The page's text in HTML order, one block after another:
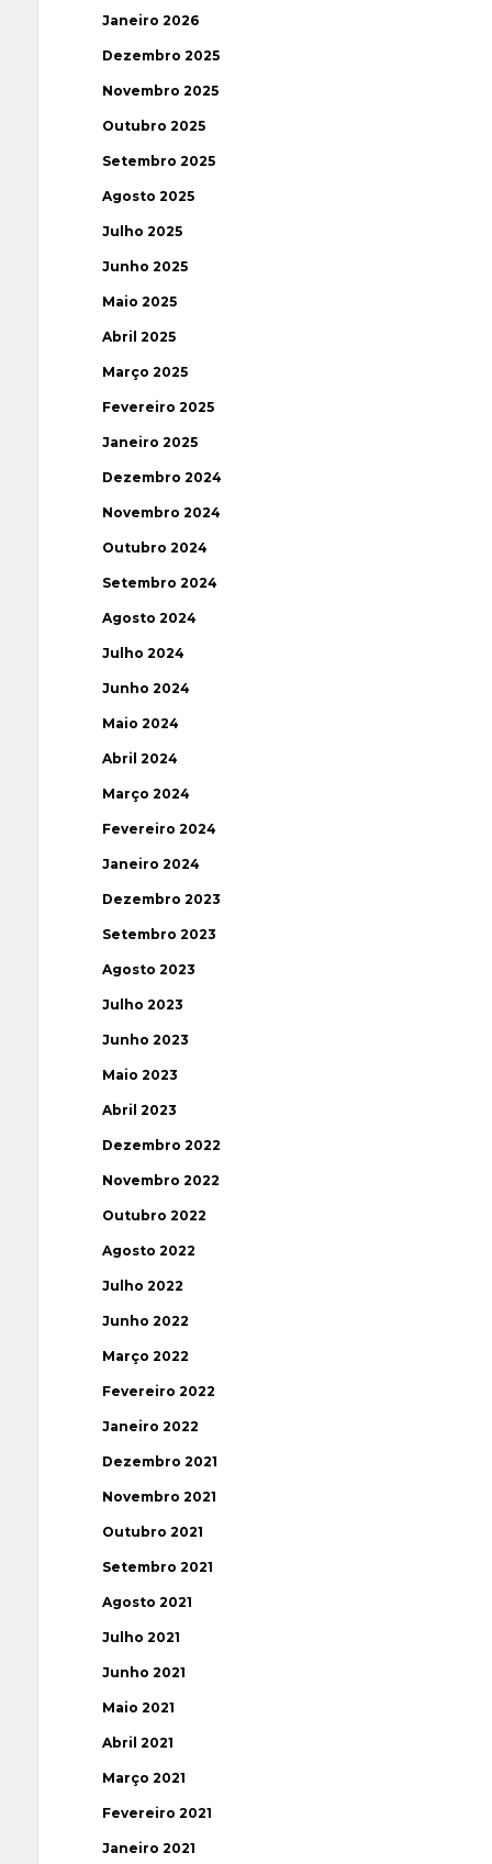
Janeiro 2026
Dezembro 2025
Novembro 2025
Outubro 2025
Setembro 2025
Agosto 2025
Julho 2025
Junho 2025
Maio 2025
Abril 2025
Março 2025
Fevereiro 2025
Janeiro 2025
Dezembro 2024
Novembro 2024
Outubro 2024
Setembro 2024
Agosto 2024
Julho 2024
Junho 2024
Maio 2024
Abril 2024
Março 2024
Fevereiro 2024
Janeiro 2024
Dezembro 2023
Setembro 2023
Agosto 2023
Julho 2023
Junho 2023
Maio 2023
Abril 2023
Dezembro 2022
Novembro 2022
Outubro 2022
Agosto 2022
Julho 2022
Junho 2022
Março 2022
Fevereiro 2022
Janeiro 2022
Dezembro 2021
Novembro 2021
Outubro 2021
Setembro 2021
Agosto 2021
Julho 2021
Junho 2021
Maio 2021
Abril 2021
Março 2021
Fevereiro 2021
Janeiro 2021